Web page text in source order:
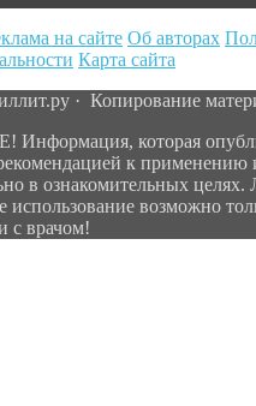
на сайте Об авторах
Карта сайта
· Копирование
которая
к применению
в ознакомительных целях.
использование возможно
с врачом!